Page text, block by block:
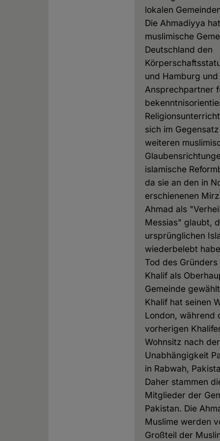
lokalen
Die Ahmadiyya
muslimische
Deutschland den
und Hamburg
Ansprechpartner
sich im
weiteren
islamische
da sie an den in
erschienenen
Ahmad als
Messias" glaubt,
ursprünglichen
wiederbelebt
Tod des
Khalif als
Gemeinde
Khalif hat seinen
London, während
vorherigen
Wohnsitz nach der
Unabhängigkeit
in Rabwah,
Daher stammen
Mitglieder der
Pakistan. Die
Muslime werden
Großteil der